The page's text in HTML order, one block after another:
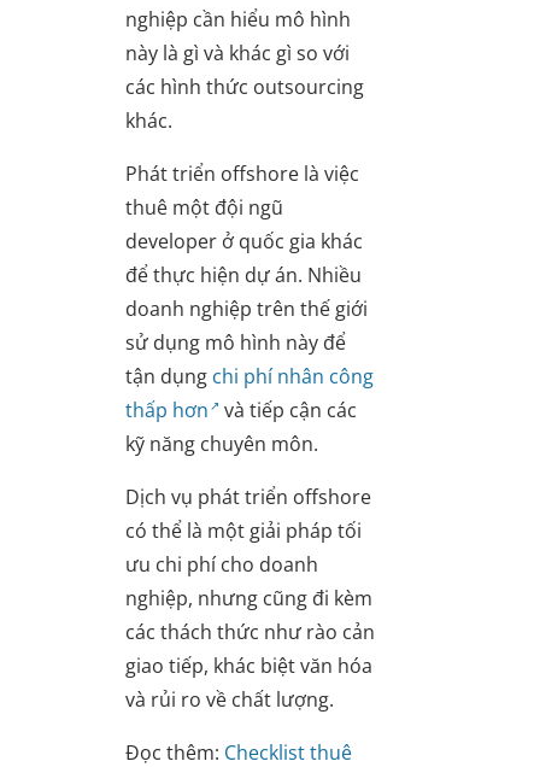
nghiệp cần hiểu mô hình
này là gì và khác gì so với
các hình thức outsourcing
khác.
Phát triển offshore là việc
thuê một đội ngũ
developer ở quốc gia khác
để thực hiện dự án. Nhiều
doanh nghiệp trên thế giới
sử dụng mô hình này để
tận dụng chi phí nhân công
thấp hơn
và tiếp cận các
kỹ năng chuyên môn.
Dịch vụ phát triển offshore
có thể là một giải pháp tối
ưu chi phí cho doanh
nghiệp, nhưng cũng đi kèm
các thách thức như rào cản
giao tiếp, khác biệt văn hóa
và rủi ro về chất lượng.
Đọc thêm: Checklist thuê